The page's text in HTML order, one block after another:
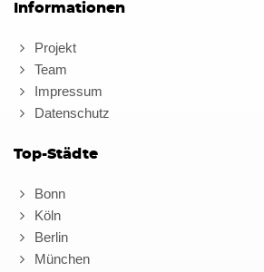
Informationen
Projekt
Team
Impressum
Datenschutz
Top-Städte
Bonn
Köln
Berlin
München